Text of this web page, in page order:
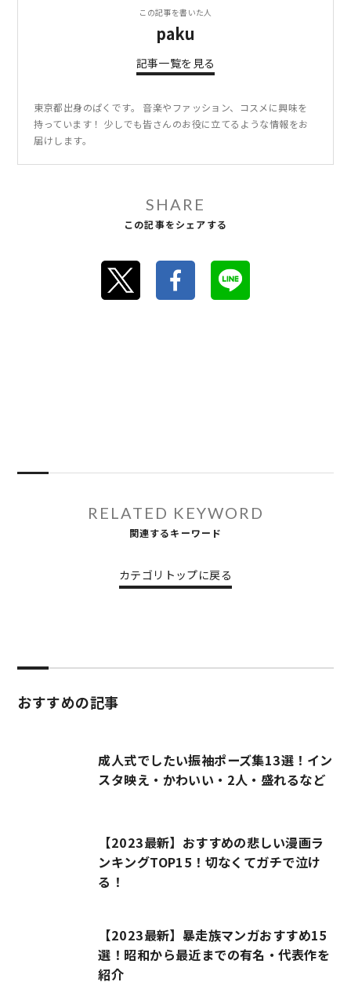
この記事を書いた人
paku
記事一覧を見る
東京都出身のぱくです。 音楽やファッション、コスメに興味を
持っています！ 少しでも皆さんのお役に立てるような情報をお
届けします。
SHARE
この記事をシェアする
RELATED KEYWORD
関連するキーワード
カテゴリトップに戻る
おすすめの記事
成人式でしたい振袖ポーズ集13選！イン
スタ映え・かわいい・2人・盛れるなど
【2023最新】おすすめの悲しい漫画ラ
ンキングTOP15！切なくてガチで泣け
る！
【2023最新】暴走族マンガおすすめ15
選！昭和から最近までの有名・代表作を
紹介